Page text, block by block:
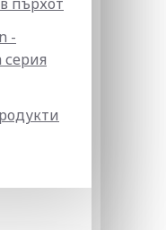
-
серия